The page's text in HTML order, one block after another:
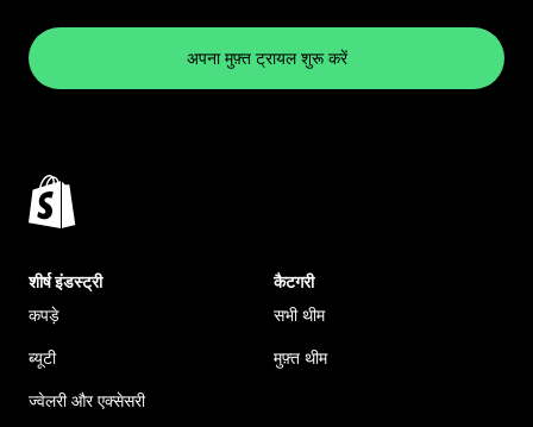
अपना मुफ़्त ट्रायल शुरू करें
शीर्ष इंडस्ट्री
कपड़े
ब्यूटी
ज्वेलरी और एक्सेसरी
कैटगरी
सभी थीम
मुफ़्त थीम